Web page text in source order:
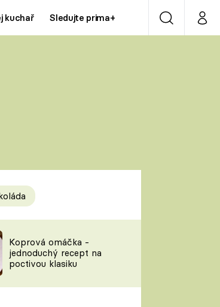
kuchař Sledujte prima+ VyhledáváníMůj
Prima LAJK
Sledujte nás
Koprová omáčka -
jednoduchý recept na
poctivou klasiku